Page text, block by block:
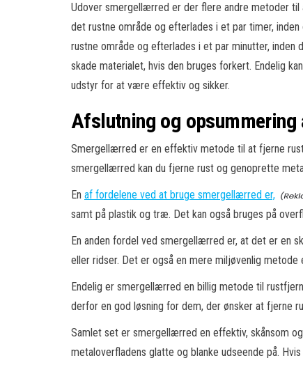
Udover smergellærred er der flere andre metoder til
det rustne område og efterlades i et par timer,
rustne område og efterlades i et par minutter,
skade materialet, hvis den bruges forkert. Endelig
udstyr for at være effektiv og sikker.
Afslutning og
Smergellærred er en effektiv metode til at fjerne
smergellærred kan du fjerne rust og genoprette
En af fordelene ved at bruge smergellærred er,
samt på plastik og træ. Det kan også bruges på
En anden fordel ved smergellærred er, at det er en
eller ridser. Det er også en mere miljøvenlig
Endelig er smergellærred en billig metode til
derfor en god løsning for dem, der ønsker at fjerne
Samlet set er smergellærred en effektiv, skånsom
metaloverfladens glatte og blanke udseende på.